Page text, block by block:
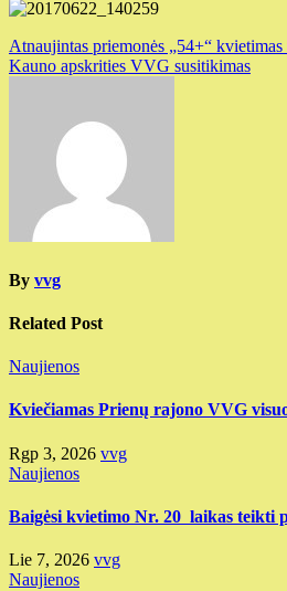
Navigacija
tarp
Atnaujintas priemonės „54+“
Kauno apskrities VVG susitikimas
By vvg
Related Post
Naujienos
Kviečiamas Prienų rajono VVG
Rgp 3, 2026 vvg
Naujienos
Baigėsi kvietimo Nr. 20 laikas teikti
Lie 7, 2026 vvg
Naujienos